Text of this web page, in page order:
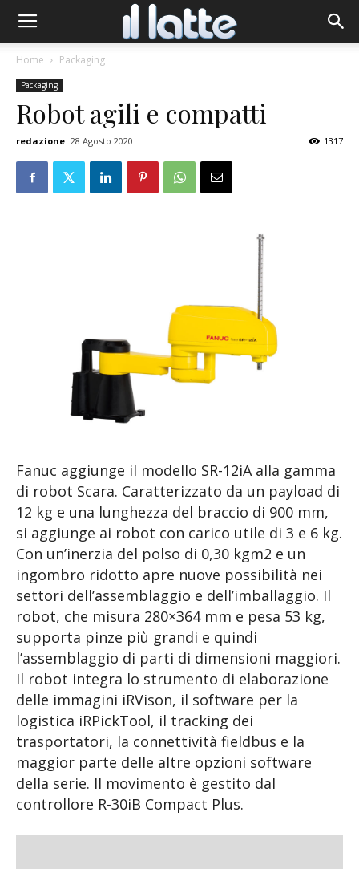
Home Packaging
Packaging
Robot agili e compatti
redazione 28 Agosto 2020 1317
Fanuc aggiunge il modello SR-12iA alla gamma
di robot Scara. Caratterizzato da un payload di
12 kg e una lunghezza del braccio di 900 mm,
si aggiunge ai robot con carico utile di 3 e 6 kg.
Con un’inerzia del polso di 0,30 kgm2 e un
ingombro ridotto apre nuove possibilità nei
settori dell’assemblaggio e dell’imballaggio. Il
robot, che misura 280×364 mm e pesa 53 kg,
supporta pinze più grandi e quindi
l’assemblaggio di parti di dimensioni maggiori.
Il robot integra lo strumento di elaborazione
delle immagini iRVison, il software per la
logistica iRPickTool, il tracking dei
trasportatori, la connettività fieldbus e la
maggior parte delle altre opzioni software
della serie. Il movimento è gestito dal
controllore R-30iB Compact Plus.